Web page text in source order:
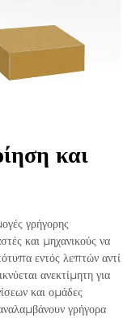
και
γρήγορης
και μηχανικούς να
εντός λεπτών αντί
ανεκτίμητη για
και ομάδες
γρήγορα